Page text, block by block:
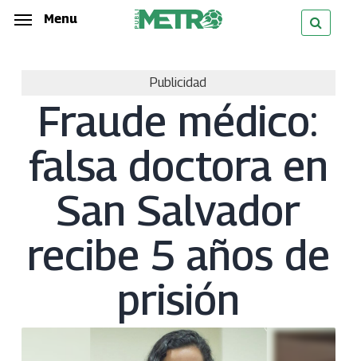
Skip
Menu
Publicidad
Fraude médico:
falsa doctora en
San Salvador
recibe 5 años de
prisión
Menu